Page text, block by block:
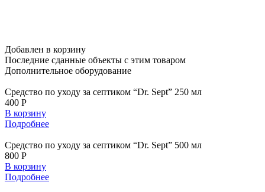
Добавлен в корзину
Последние сданные объекты с этим товаром
Дополнительное оборудование
Средство по уходу за септиком “Dr. Sept” 250 мл
400 Р
В корзину
Подробнее
Средство по уходу за септиком “Dr. Sept” 500 мл
800 Р
В корзину
Подробнее